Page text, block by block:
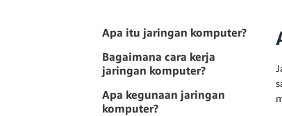
Apa itu jaringan komputer?
Bagaimana cara kerja
jaringan komputer?
Apa kegunaan jaringan
komputer?